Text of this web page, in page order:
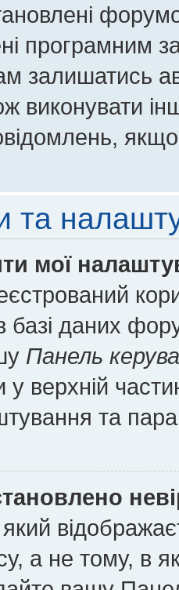
програмним
залишатись
виконувати
та
мої
базі даних
Панель
верхній
та
а не тому, в